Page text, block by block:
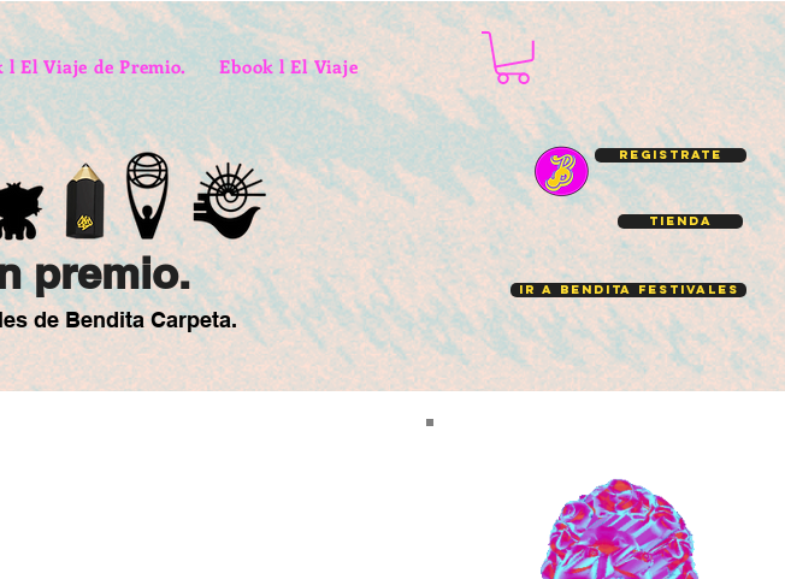
l El Viaje de Premio. Ebook l El Viaje de Premio. Talks We Festival l IInvitación
Registrate
Tienda
premio.
de Bendita Carpeta.
Ir a Bendita Festivales